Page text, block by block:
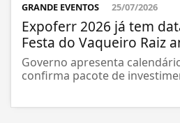
GRANDE EVENTOS 25/07/2026
Expoferr 2026 já tem
Festa do Vaqueiro Raiz
Governo apresenta
confirma pacote de